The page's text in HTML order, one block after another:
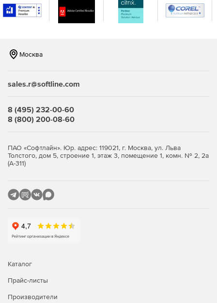
устройствах.
Выполнение дистанционного поиска и устранение
потребностей организации.
Настройка политик для упреждающей защиты данных
и устройств.
Защита потерянных/украденных устройств с помощью
Москва
sales.r@softline.com
8 (495) 232-00-60
8 (800) 200-08-60
ПАО «Софтлайн». Юр. адрес: 119021, г. Москва, ул. Льва
Толстого, дом 5, строение 1, этаж 3, помещение 1, комн. № 2, 2а
(А-311)
Каталог
Прайс-листы
Производители